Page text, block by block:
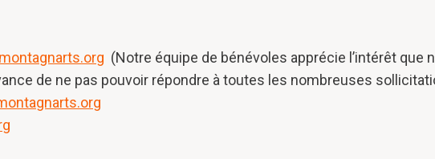
(Notre équipe de bénévoles apprécie l’intérêt que
de ne pas pouvoir répondre à toutes les nombreuses